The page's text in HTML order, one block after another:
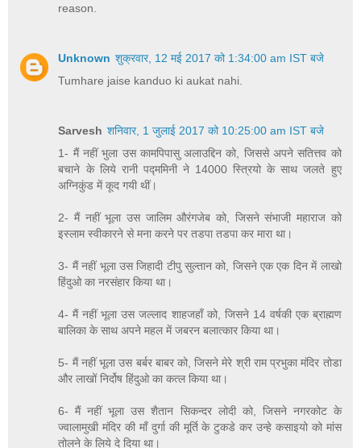
reason.
Unknown शुक्रवार, 12 मई 2017 को 1:34:00 am IST बजे
Tumhare jaise kanduo ki aukat nahi.
Sarvesh शनिवार, 1 जुलाई 2017 को 10:25:00 am IST बजे
1- मैं नहीं भुला उस कामपिपासु अलाउद्दिन को, जिससे अपने सतित्तव को
बचाने के लिये रानी पद्ममिनी ने 14000 स्त्रियो के साथ जलते हुए
अग्निकुंड में कूद गयी थीं।
2- मैं नहीं भूला उस जालिम औरंगजेब को, जिसने संभाजी महाराज को
इस्लाम स्वीकारने से मना करने पर तडपा तडपा कर मारा था।
3- मैं नहीं भूला उस जिहादी टीपु सुल्तान को, जिसने एक एक दिन में लाखो
हिंदुओ का नरसंहार किया था।
4- मैं नहीं भूला उस जल्लाद शाहजहाँ को, जिसने 14 वर्षकी एक ब्राह्मण
बालिका के साथ अपने महल में जबरन बलात्कार किया था।
5- मैं नहीं भूला उस बर्बर बाबर को, जिसने मेरे श्री राम प्रभुका मंदिर तोडा
और लाखों निर्दोष हिंदुओ का कत्ल किया था।
6- मैं नहीं भूला उस शैतान सिकन्दर लोदी को, जिसने नगरकोट के
ज्वालामुखी मंदिर की माँ दुर्गा की मूर्ति के टुकडे कर उन्हे कसाइयो को मांस
तोलने के लिये दे दिया था।